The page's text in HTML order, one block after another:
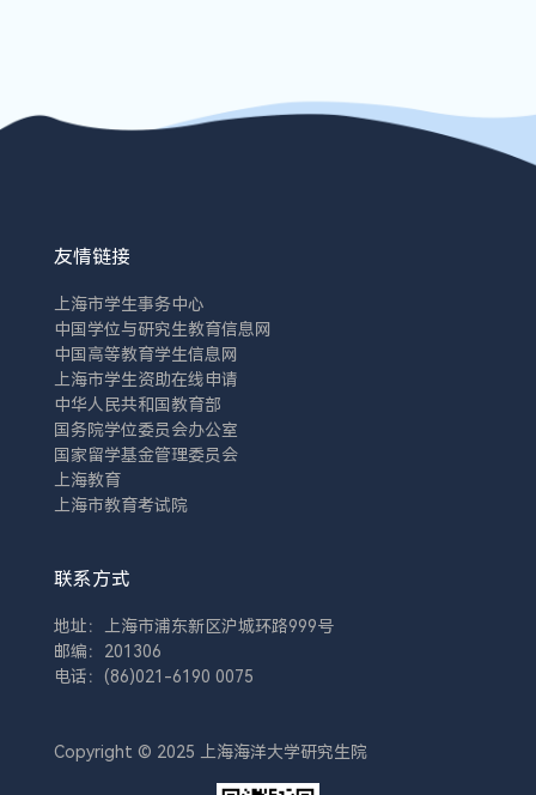
友情链接
上海市学生事务中心
中国学位与研究生教育信息网
中国高等教育学生信息网
上海市学生资助在线申请
中华人民共和国教育部
国务院学位委员会办公室
国家留学基金管理委员会
上海教育
上海市教育考试院
联系方式
地址：上海市浦东新区沪城环路999号
邮编：201306
电话：(86)021-6190 0075
Copyright © 2025 上海海洋大学研究生院